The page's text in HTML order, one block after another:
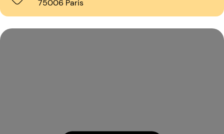
75006 Paris